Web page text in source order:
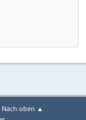
Nach oben ▲